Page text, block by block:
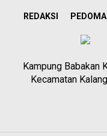
REDAKSI
Kampung Babakan
Kecamatan